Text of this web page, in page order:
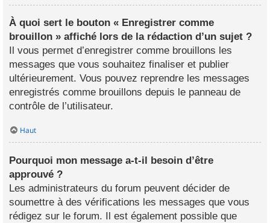
À quoi sert le bouton « Enregistrer comme
brouillon » affiché lors de la rédaction d’un sujet ?
Il vous permet d’enregistrer comme brouillons les
messages que vous souhaitez finaliser et publier
ultérieurement. Vous pouvez reprendre les messages
enregistrés comme brouillons depuis le panneau de
contrôle de l’utilisateur.
Haut
Pourquoi mon message a-t-il besoin d’être
approuvé ?
Les administrateurs du forum peuvent décider de
soumettre à des vérifications les messages que vous
rédigez sur le forum. Il est également possible que